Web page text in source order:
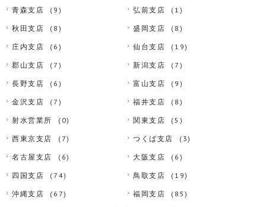
青森支店 (9) 弘前支店 (1)
秋田支店 (8) 盛岡支店 (8)
庄内支店 (6) 仙台支店 (19)
郡山支店 (7) 新潟支店 (7)
長野支店 (6) 富山支店 (9)
金沢支店 (7) 福井支店 (8)
射水営業所 (0) 関東支店 (5)
西東京支店 (7) つくば支店 (3)
名古屋支店 (6) 大阪支店 (6)
四国支店 (74) 鳥取支店 (19)
沖縄支店 (67) 福岡支店 (85)